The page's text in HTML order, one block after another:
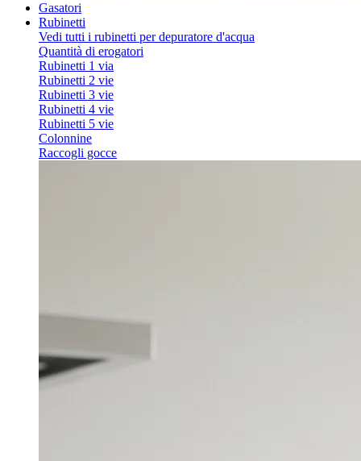
Gasatori
Rubinetti
Vedi tutti i rubinetti per depuratore d'acqua
Quantità di erogatori
Rubinetti 1 via
Rubinetti 2 vie
Rubinetti 3 vie
Rubinetti 4 vie
Rubinetti 5 vie
Colonnine
Raccogli gocce